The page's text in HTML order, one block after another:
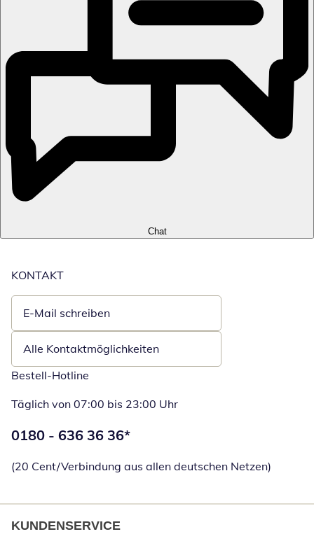
Chat
KONTAKT
E-Mail schreiben
Öffnet E-Mail-Client
Alle Kontaktmöglichkeiten
Bestell-Hotline
Täglich von 07:00 bis 23:00 Uhr
Telefonnummer:
0180 - 636 36 36*
(20 Cent/Verbindung aus allen deutschen Netzen)
KUNDENSERVICE